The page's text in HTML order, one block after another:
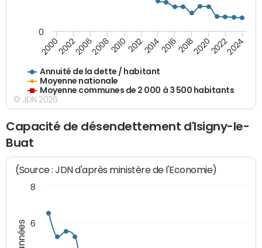
Annuité de la dette / habitant
Moyenne nationale
Moyenne communes de 2 000 à 3 500 habitants
200020022006200820102012201420162018202020222024
0
© JDN 2026
Capacité de désendettement d'Isigny-le-
Buat
(Source : JDN d'après ministère de l'Economie)
6
8